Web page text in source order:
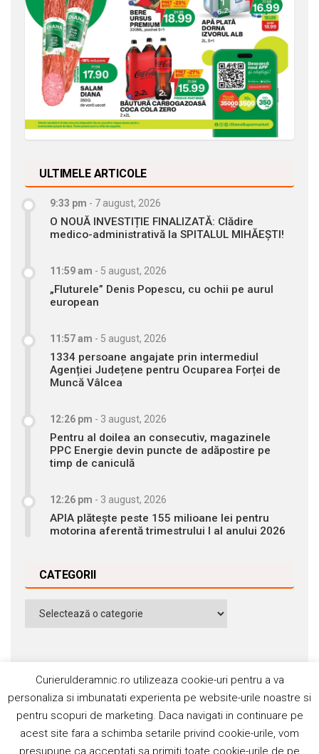
ULTIMELE ARTICOLE
9:33 pm - 7 august, 2026
O NOUĂ INVESTIȚIE FINALIZATĂ: Clădire
medico-administrativă la SPITALUL MIHĂEȘTI!
11:59 am - 5 august, 2026
„Fluturele” Denis Popescu, cu ochii pe aurul
european
11:57 am - 5 august, 2026
1334 persoane angajate prin intermediul
Agenției Județene pentru Ocuparea Forței de
Muncă Vâlcea
12:26 pm - 3 august, 2026
Pentru al doilea an consecutiv, magazinele
PPC Energie devin puncte de adăpostire pe
timp de caniculă
12:26 pm - 3 august, 2026
APIA plătește peste 155 milioane lei pentru
motorina aferentă trimestrului I al anului 2026
CATEGORII
Categorii
Curierulderamnic.ro utilizeaza cookie-uri pentru a va
personaliza si imbunatati experienta pe website-urile noastre si
pentru scopuri de marketing. Daca navigati in continuare pe
acest site fara a schimba setarile privind cookie-urile, vom
presupune ca acceptati sa primiti toate cookie-urile de pe